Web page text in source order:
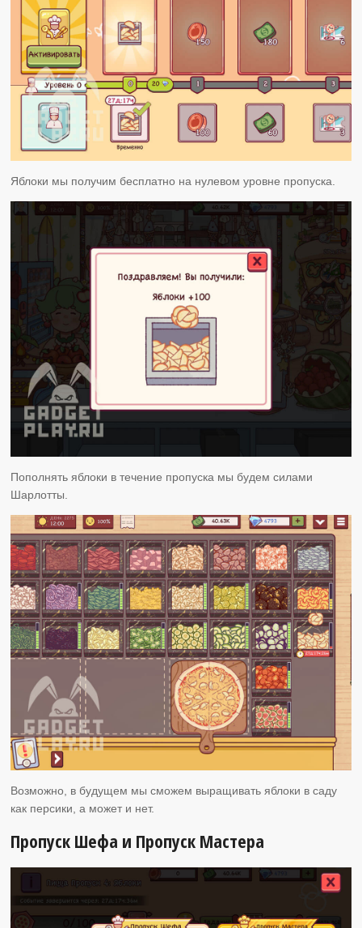
Яблоки мы получим бесплатно на нулевом уровне пропуска.
Пополнять яблоки в течение пропуска мы будем силами
Шарлотты.
Возможно, в будущем мы сможем выращивать яблоки в саду
как персики, а может и нет.
Пропуск Шефа и Пропуск Мастера